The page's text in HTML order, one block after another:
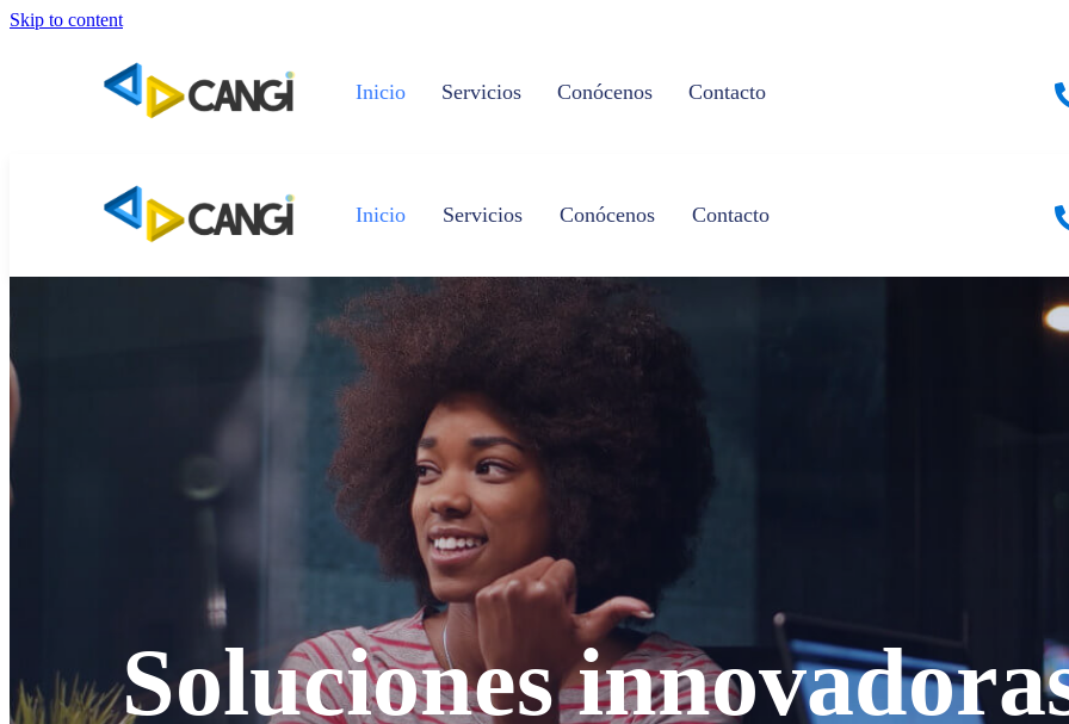
Skip to content
Inicio Servicios Conócenos Contacto
Inicio Servicios Conócenos Contacto
Soluciones